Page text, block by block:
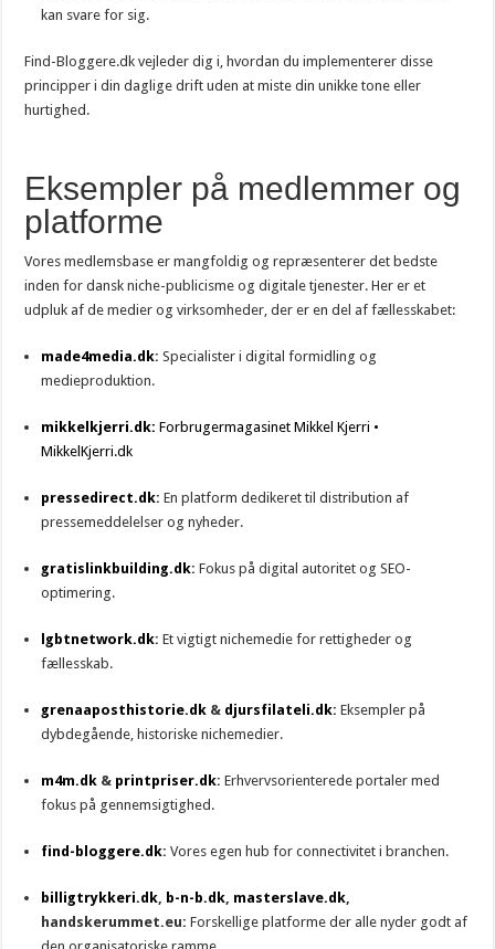
kan svare for sig.
Find-Bloggere.dk vejleder dig i, hvordan du implementerer disse
principper i din daglige drift uden at miste din unikke tone eller
hurtighed.
Eksempler på medlemmer og
platforme
Vores medlemsbase er mangfoldig og repræsenterer det bedste
inden for dansk niche-publicisme og digitale tjenester. Her er et
udpluk af de medier og virksomheder, der er en del af fællesskabet:
made4media.dk: Specialister i digital formidling og
medieproduktion.
mikkelkjerri.dk: Forbrugermagasinet Mikkel Kjerri •
MikkelKjerri.dk
pressedirect.dk: En platform dedikeret til distribution af
pressemeddelelser og nyheder.
gratislinkbuilding.dk: Fokus på digital autoritet og SEO-
optimering.
lgbtnetwork.dk: Et vigtigt nichemedie for rettigheder og
fællesskab.
grenaaposthistorie.dk & djursfilateli.dk: Eksempler på
dybdegående, historiske nichemedier.
m4m.dk & printpriser.dk: Erhvervsorienterede portaler med
fokus på gennemsigtighed.
find-bloggere.dk: Vores egen hub for connectivitet i branchen.
billigtrykkeri.dk, b-n-b.dk, masterslave.dk,
handskerummet.eu: Forskellige platforme der alle nyder godt af